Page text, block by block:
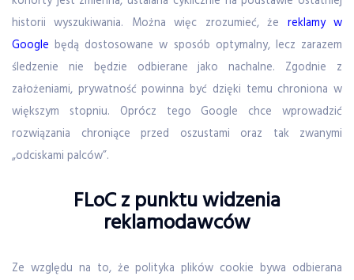
historii wyszukiwania. Można więc zrozumieć, że reklamy w
Google będą dostosowane w sposób optymalny, lecz zarazem
śledzenie nie będzie odbierane jako nachalne. Zgodnie z
założeniami, prywatność powinna być dzięki temu chroniona w
większym stopniu. Oprócz tego Google chce wprowadzić
rozwiązania chroniące przed oszustami oraz tak zwanymi
„odciskami palców”.
FLoC z punktu widzenia
reklamodawców
Ze względu na to, że polityka plików cookie bywa odbierana